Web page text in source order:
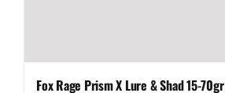
Fox Rage Prism X Lure & Shad 15-70gr